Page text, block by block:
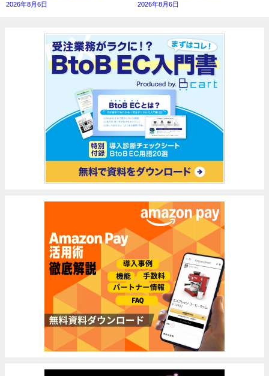
2026年8月6日 2026年8月6日